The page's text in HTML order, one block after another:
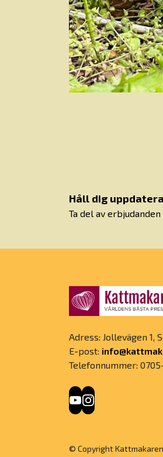
Håll dig
Ta del av
Adress: Jollevägen 1,
E-post:
Telefonnummer:
© Copyright